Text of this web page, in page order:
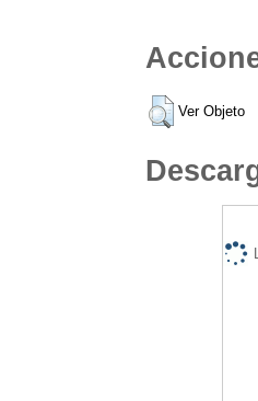
Ver Objeto